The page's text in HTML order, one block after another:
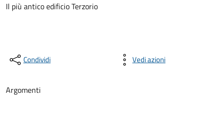
Il più antico edificio Terzorio
Condividi Vedi azioni
Argomenti